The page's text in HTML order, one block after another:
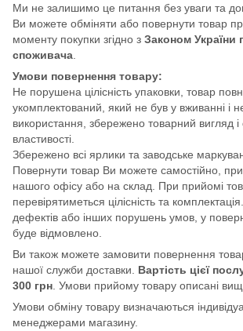
Ми не залишимо це питання без уваги та
Ви можете обміняти або повернути товар
моменту покупки згідно з Законом України
споживача
Умови повернення товару:
Не порушена цілісність упаковки, товар
укомплектований, який не був у вживанні і
використання, збережено товарний вигляд і
властивості.
Збережено всі ярлики та заводське
Повернути товар Ви можете самостійно,
нашого офісу або на склад. При прийомі
перевірятиметься цілісність та
дефектів або інших порушень умов, у
буде відмовлено.
Ви також можете замовити повернення
нашої служби доставки. Вартість цієї
300 грн . Умови прийому товару описані
Умови обміну товару визначаються
менеджерами магазину.